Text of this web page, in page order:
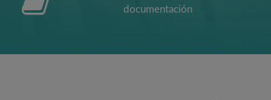
documentación